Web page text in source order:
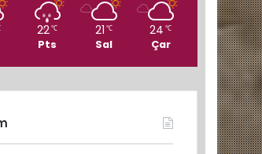
22℃
Pts
21 ℃
Sal
24 ℃
Çar